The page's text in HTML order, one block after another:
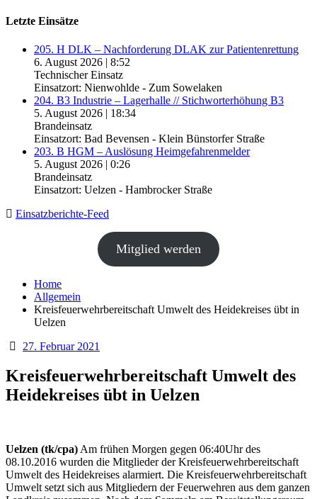
Letzte Einsätze
205. H DLK – Nachforderung DLAK zur Patientenrettung
6. August 2026 | 8:52
Technischer Einsatz
Einsatzort: Nienwohlde - Zum Sowelaken
204. B3 Industrie – Lagerhalle // Stichworterhöhung B3
5. August 2026 | 18:34
Brandeinsatz
Einsatzort: Bad Bevensen - Klein Bünstorfer Straße
203. B HGM – Auslösung Heimgefahrenmelder
5. August 2026 | 0:26
Brandeinsatz
Einsatzort: Uelzen - Hambrocker Straße
Einsatzberichte-Feed
Mitglied werden
Home
Allgemein
Kreisfeuerwehrbereitschaft Umwelt des Heidekreises übt in
Uelzen
27. Februar 2021
Kreisfeuerwehrbereitschaft Umwelt des
Heidekreises übt in Uelzen
Uelzen (tk/cpa) Am frühen Morgen gegen 06:40Uhr des
08.10.2016 wurden die Mitglieder der Kreisfeuerwehrbereitschaft
Umwelt des Heidekreises alarmiert. Die Kreisfeuerwehrbereitschaft
Umwelt setzt sich aus Mitgliedern der Feuerwehren aus dem ganzen